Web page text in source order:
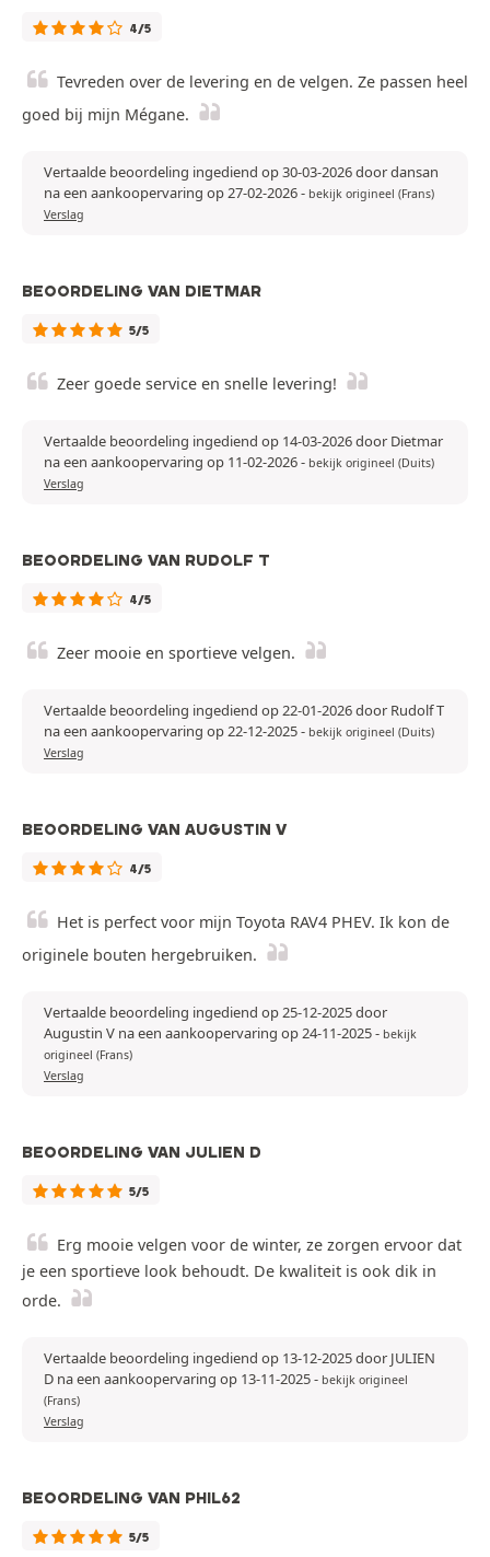
4/5
Tevreden over de levering en de velgen. Ze passen heel
goed bij mijn Mégane.
Vertaalde beoordeling ingediend op 30-03-2026 door dansan
na een aankoopervaring op 27-02-2026- bekijk origineel (Frans)
Verslag
BEOORDELING VAN DIETMAR
5/5
Zeer goede service en snelle levering!
Vertaalde beoordeling ingediend op 14-03-2026 door Dietmar
na een aankoopervaring op 11-02-2026- bekijk origineel (Duits)
Verslag
BEOORDELING VAN RUDOLF T
4/5
Zeer mooie en sportieve velgen.
Vertaalde beoordeling ingediend op 22-01-2026 door Rudolf T
na een aankoopervaring op 22-12-2025- bekijk origineel (Duits)
Verslag
BEOORDELING VAN AUGUSTIN V
4/5
Het is perfect voor mijn Toyota RAV4 PHEV. Ik kon de
originele bouten hergebruiken.
Vertaalde beoordeling ingediend op 25-12-2025 door
Augustin V na een aankoopervaring op 24-11-2025- bekijk
origineel (Frans)
Verslag
BEOORDELING VAN JULIEN D
5/5
Erg mooie velgen voor de winter, ze zorgen ervoor dat
je een sportieve look behoudt. De kwaliteit is ook dik in
orde.
Vertaalde beoordeling ingediend op 13-12-2025 door JULIEN
D na een aankoopervaring op 13-11-2025- bekijk origineel
(Frans)
Verslag
BEOORDELING VAN PHIL62
5/5